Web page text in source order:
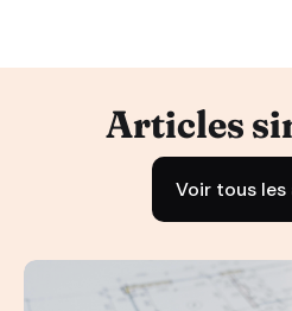
Articles
Voir tous